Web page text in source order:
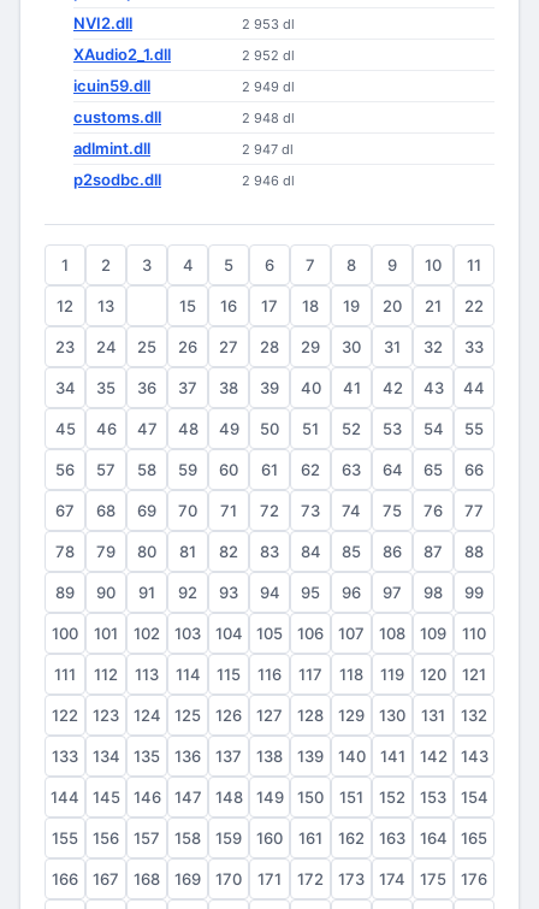
NVI2.dll 2 953 dl
XAudio2_1.dll 2 952 dl
icuin59.dll 2 949 dl
customs.dll 2 948 dl
adlmint.dll 2 947 dl
p2sodbc.dll 2 946 dl
1 2 3 4 5 6 7 8 9 10 11
12 13 15 16 17 18 19 20 21 22
23 24 25 26 27 28 29 30 31 32 33
34 35 36 37 38 39 40 41 42 43 44
45 46 47 48 49 50 51 52 53 54 55
56 57 58 59 60 61 62 63 64 65 66
67 68 69 70 71 72 73 74 75 76 77
78 79 80 81 82 83 84 85 86 87 88
89 90 91 92 93 94 95 96 97 98 99
100 101 102 103 104 105 106 107 108 109 110
111 112 113 114 115 116 117 118 119 120 121
122 123 124 125 126 127 128 129 130 131 132
133 134 135 136 137 138 139 140 141 142 143
144 145 146 147 148 149 150 151 152 153 154
155 156 157 158 159 160 161 162 163 164 165
166 167 168 169 170 171 172 173 174 175 176